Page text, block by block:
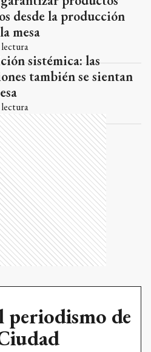
desde la producción
mesa
lectura
sistémica: las
también se sientan
lectura
periodismo de